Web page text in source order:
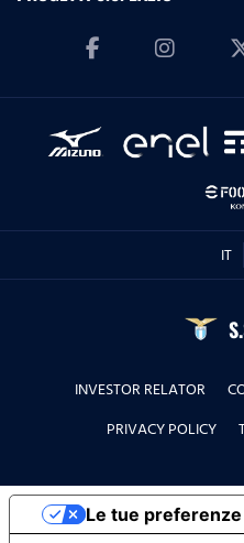
IT
INVESTOR RELATOR
PRIVACY POLICY
Le tue